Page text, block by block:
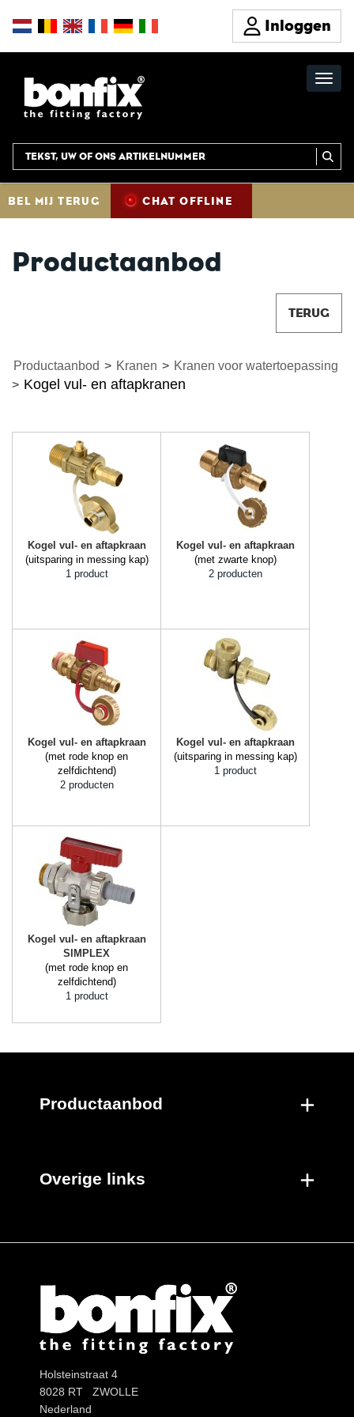
Inloggen
BEL MIJ TERUG CHAT OFFLINE
Productaanbod
TERUG
Productaanbod > Kranen > Kranen voor watertoepassing
> Kogel vul- en aftapkranen
Kogel vul- en aftapkraan
(uitsparing in messing kap)
1 product
Kogel vul- en aftapkraan
(met zwarte knop)
2 producten
Kogel vul- en aftapkraan
(met rode knop en
zelfdichtend)
2 producten
Kogel vul- en aftapkraan
(uitsparing in messing kap)
1 product
Kogel vul- en aftapkraan
SIMPLEX
(met rode knop en
zelfdichtend)
1 product
Productaanbod
Overige links
Holsteinstraat 4
8028 RT ZWOLLE
Nederland